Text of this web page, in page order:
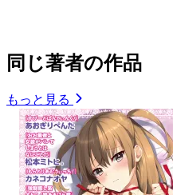
同じ著者の作品
もっと見る